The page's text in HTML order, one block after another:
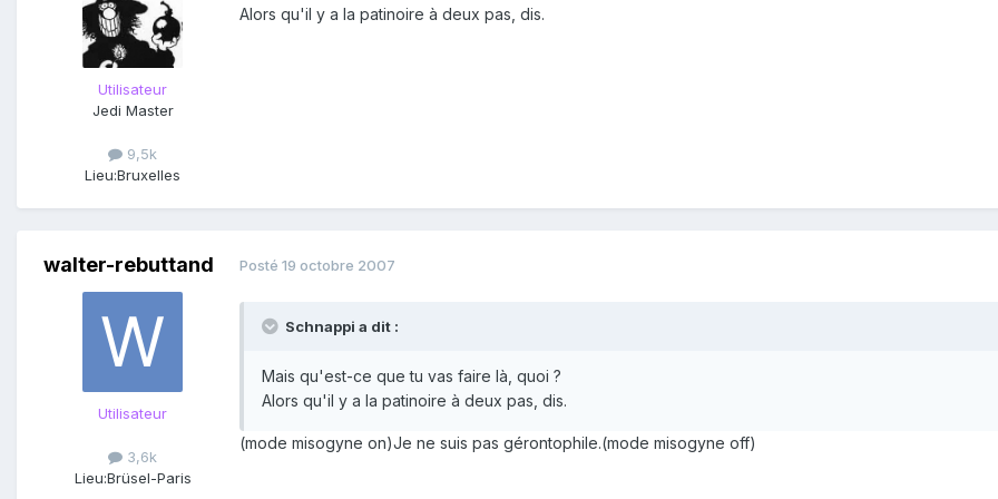
Utilisateur
Jedi Master
9,5k
Lieu:Bruxelles
Alors qu'il y a la patinoire à deux pas, dis.
walter-rebuttand
Utilisateur
3,6k
Lieu:Brüsel-Paris
Posté 19 octobre 2007
Schnappi a dit :
Mais qu'est-ce que tu vas faire là, quoi ?
Alors qu'il y a la patinoire à deux pas, dis.
(mode misogyne on)Je ne suis pas gérontophile.(mode misogyne off)